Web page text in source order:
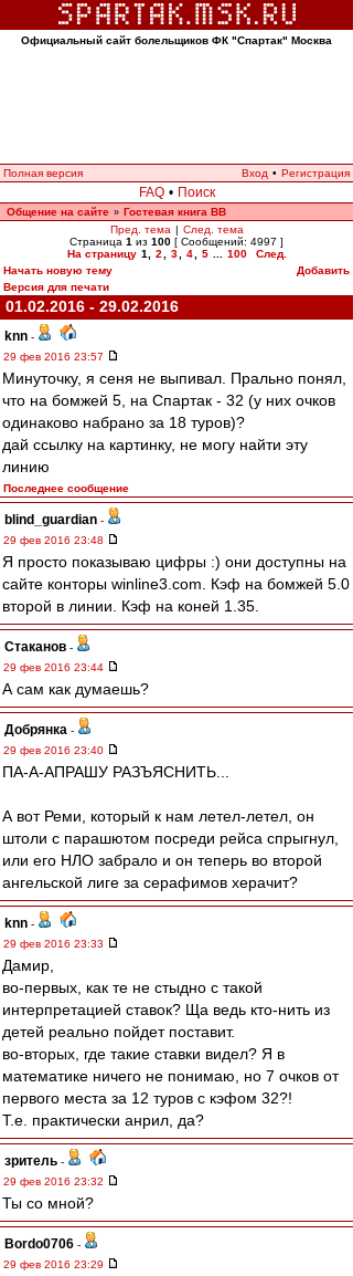
Официальный сайт болельщиков ФК "Спартак" Москва
Полная версия Вход • Регистрация
FAQ • Поиск
Общение на сайте » Гостевая книга ВВ
Пред. тема | След. тема
Страница 1 из 100 [ Сообщений: 4997 ]
На страницу 1 2 3 4 5 100
След.
Начать новую тему
Добавить
Версия для печати
01.02.2016 - 29.02.2016
knn -
29 фев 2016 23:57
Минуточку, я сеня не выпивал. Прально понял,
что на бомжей 5, на Спартак - 32 (у них очков
одинаково набрано за 18 туров)?
дай ссылку на картинку, не могу найти эту
линию
Последнее сообщение
blind_guardian -
29 фев 2016 23:48
Я просто показываю цифры :) они доступны на
сайте конторы winline3.com. Кэф на бомжей 5.0
второй в линии. Кэф на коней 1.35.
Cтаканов -
29 фев 2016 23:44
А сам как думаешь?
Добрянка -
29 фев 2016 23:40
ПА-А-АПРАШУ РАЗЪЯСНИТЬ...
А вот Реми, который к нам летел-летел, он
штоли с парашютом посреди рейса спрыгнул,
или его НЛО забрало и он теперь во второй
ангельской лиге за серафимов херачит?
knn -
29 фев 2016 23:33
Дамир,
во-первых, как те не стыдно с такой
интерпретацией ставок? Ща ведь кто-нить из
детей реально пойдет поставит.
во-вторых, где такие ставки видел? Я в
математике ничего не понимаю, но 7 очков от
первого места за 12 туров с кэфом 32?!
Т.е. практически анрил, да?
зpитель -
29 фев 2016 23:32
Ты со мной?
Bordo0706 -
29 фев 2016 23:29